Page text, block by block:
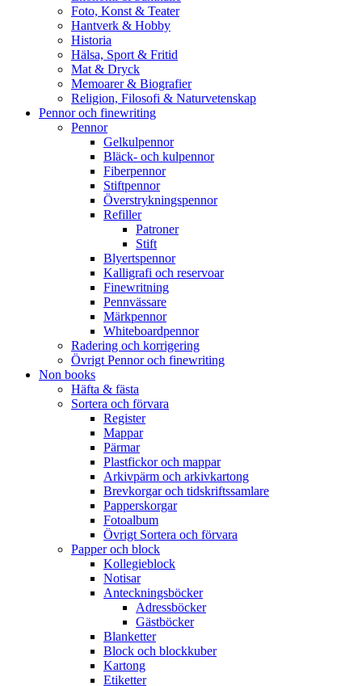
Foto, Konst & Teater
Hantverk & Hobby
Historia
Hälsa, Sport & Fritid
Mat & Dryck
Memoarer & Biografier
Religion, Filosofi & Naturvetenskap
Pennor och finewriting
Pennor
Gelkulpennor
Bläck- och kulpennor
Fiberpennor
Stiftpennor
Överstrykningspennor
Refiller
Patroner
Stift
Blyertspennor
Kalligrafi och reservoar
Finewritning
Pennvässare
Märkpennor
Whiteboardpennor
Radering och korrigering
Övrigt Pennor och finewriting
Non books
Häfta & fästa
Sortera och förvara
Register
Mappar
Pärmar
Plastfickor och mappar
Arkivpärm och arkivkartong
Brevkorgar och tidskriftssamlare
Papperskorgar
Fotoalbum
Övrigt Sortera och förvara
Papper och block
Kollegieblock
Notisar
Anteckningsböcker
Adressböcker
Gästböcker
Blanketter
Block och blockkuber
Kartong
Etiketter